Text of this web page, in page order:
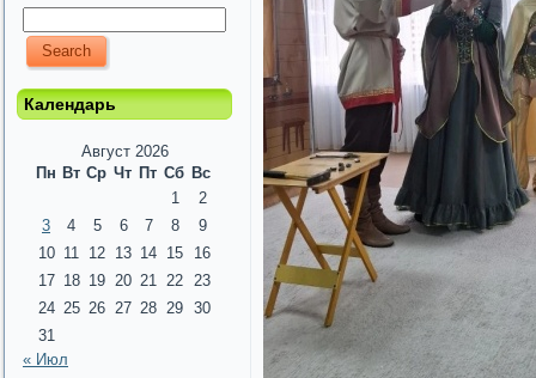
Календарь
Август 2026
Пн Вт Ср Чт Пт Сб Вс
1
2
3
4 5 6 7 8
9
10 11 12 13 14 15
16
17 18 19 20 21 22
23
24 25 26 27 28 29 30
31
« Июл